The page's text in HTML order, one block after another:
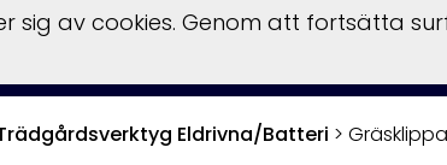
Eldrivna/Batteri >
sig av cookies. Genom att fortsätta